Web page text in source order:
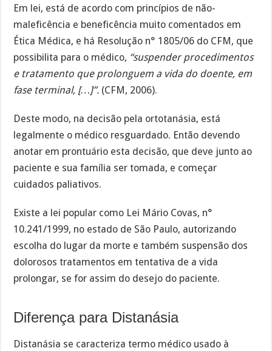
Em lei, está de acordo com princípios de não-
maleficência e beneficência muito comentados em
Ética Médica, e há Resolução n° 1805/06 do CFM, que
possibilita para o médico, “suspender procedimentos
e tratamento que prolonguem a vida do doente, em
fase terminal, […]”. (CFM, 2006).
Deste modo, na decisão pela ortotanásia, está
legalmente o médico resguardado. Então devendo
anotar em prontuário esta decisão, que deve junto ao
paciente e sua família ser tomada, e começar
cuidados paliativos.
Existe a lei popular como Lei Mário Covas, n°
10.241/1999, no estado de São Paulo, autorizando
escolha do lugar da morte e também suspensão dos
dolorosos tratamentos em tentativa de a vida
prolongar, se for assim do desejo do paciente.
Diferença para Distanásia
Distanásia se caracteriza termo médico usado à